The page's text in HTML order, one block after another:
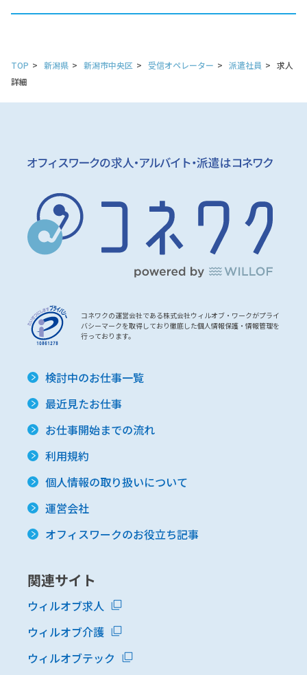
TOP 新潟県 新潟市中央区 受信オペレーター 派遣社員
求人
詳細
コネワクの運営会社である株式会社ウィルオブ・ワークがプライ
バシーマークを取得しており徹底した個人情報保護・情報管理を
行っております。
検討中のお仕事一覧
最近見たお仕事
お仕事開始までの流れ
利用規約
個人情報の取り扱いについて
運営会社
オフィスワークのお役立ち記事
関連サイト
ウィルオブ求人
ウィルオブ介護
ウィルオブテック